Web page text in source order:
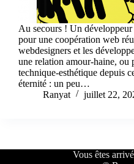
Au secours ! Un
pour une coopération web
webdesigners et les
une relation amour-haine, ou
technique-esthétique depuis
éternité : un peu…
Ranyat
juillet 22,
Vous êtes